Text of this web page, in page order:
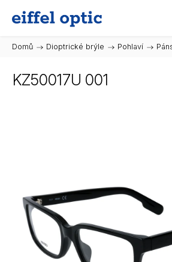
Domů / Dioptrické brýle / Pohlaví /
KZ50017U 001